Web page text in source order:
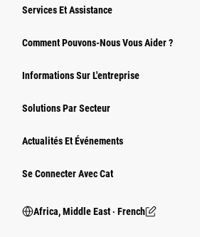
Services Et Assistance
Comment Pouvons-Nous Vous Aider ?
Informations Sur L'entreprise
Solutions Par Secteur
Actualités Et Événements
Se Connecter Avec Cat
Africa, Middle East ‧ French